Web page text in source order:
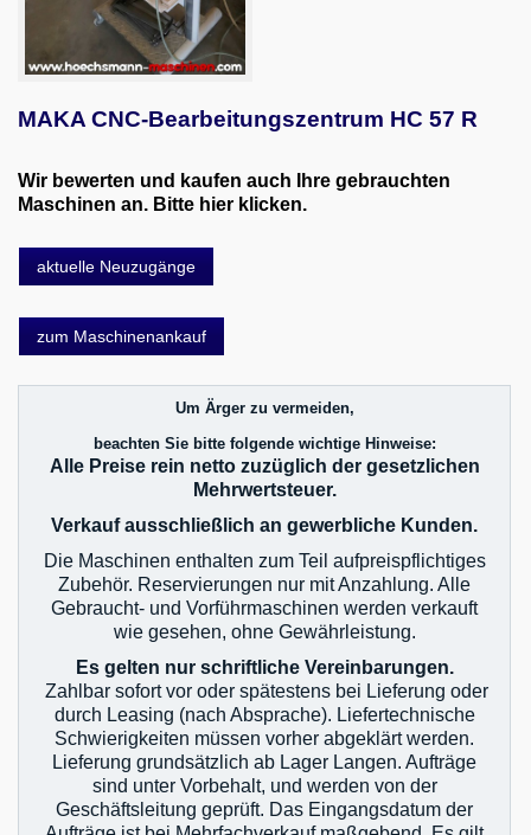
MAKA CNC-Bearbeitungszentrum HC 57 R
Wir bewerten und kaufen auch Ihre gebrauchten
Maschinen an. Bitte hier klicken.
aktuelle Neuzugänge
zum Maschinenankauf
Um Ärger zu vermeiden,
beachten Sie bitte folgende wichtige Hinweise:
Alle Preise rein netto zuzüglich der gesetzlichen
Mehrwertsteuer.
Verkauf ausschließlich an gewerbliche Kunden.
Die Maschinen enthalten zum Teil aufpreispflichtiges
Zubehör. Reservierungen nur mit Anzahlung. Alle
Gebraucht- und Vorführmaschinen werden verkauft
wie gesehen, ohne Gewährleistung.
Es gelten nur schriftliche Vereinbarungen.
Zahlbar sofort vor oder spätestens bei Lieferung oder
durch Leasing (nach Absprache). Liefertechnische
Schwierigkeiten müssen vorher abgeklärt werden.
Lieferung grundsätzlich ab Lager Langen. Aufträge
sind unter Vorbehalt, und werden von der
Geschäftsleitung geprüft. Das Eingangsdatum der